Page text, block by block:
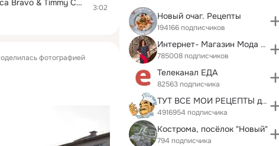
Señorita (Besomorph ft. Veronica Bravo & Timmy Commerford Remix) 3:02
фотографией
Новый очаг. Рецепты
194166 подписчиков
Интернет- Магазин Мода и Стиль!!!
785008 подписчиков
Телеканал ЕДА
82563 подписчика
ТУТ ВСЕ МОИ РЕЦЕПТЫ для МОИХ ЗАМЕЧАТЕЛЬНЫХ ДРУЗЕЙ
4916954 подписчика
Кострома, посёлок "Новый"
794 подписчика